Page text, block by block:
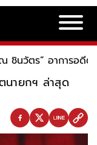
ชินวัตร” อาการอดี
นายกฯ ล่าสุด